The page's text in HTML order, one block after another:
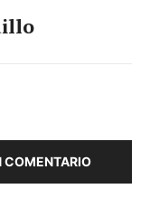
COMENTARIO